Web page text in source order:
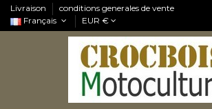
Livraison
conditions generales de vente
Français
EUR €